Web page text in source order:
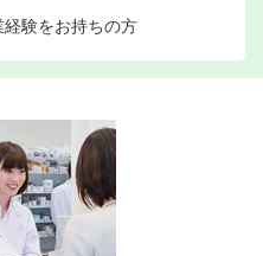
経験をお持ちの方